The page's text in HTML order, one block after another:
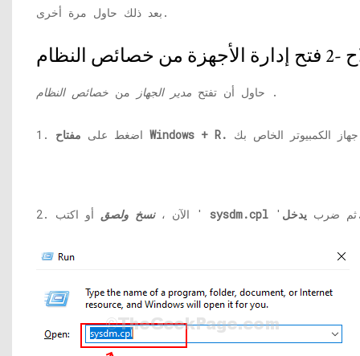
بعد ذلك حاول مرة أخرى.
حاول أن تفتح مدير الجهاز من خصائص النظام .
1. اضغط على مفتاح Windows + R.
2. الآن ،نسخ ولصق أو اكتب ' sysdm.cpl 'ثم ضرب